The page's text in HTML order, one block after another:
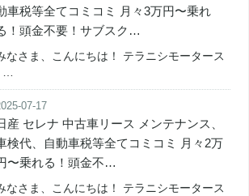
車税等全てコミコミ 月々3万円〜乗れ
！頭金不要！サブスク…
なさま、こんにちは！ テラニシモータース
…
07-17
産 セレナ 中古車リース メンテナンス、
検代、自動車税等全てコミコミ 月々2万
〜乗れる！頭金不…
なさま、こんにちは！ テラニシモータース